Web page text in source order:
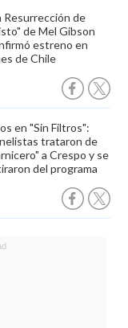
Resurrección de
de Mel Gibson
estreno en
de Chile
en "Sin Filtros":
trataron de
a Crespo y se
del programa